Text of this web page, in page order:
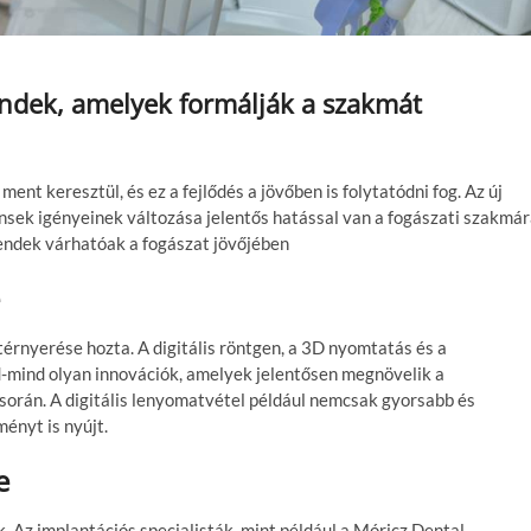
amelyek formálják a szakmát
keresztül, és ez a fejlődés a jövőben is folytatódni fog. Az új
igényeinek változása jelentős hatással van a fogászati
várhatóak a fogászat jövőjében
hozta. A digitális röntgen, a 3D nyomtatás és a
olyan innovációk, amelyek jelentősen megnövelik a
A digitális lenyomatvétel például nemcsak gyorsabb és
is nyújt.